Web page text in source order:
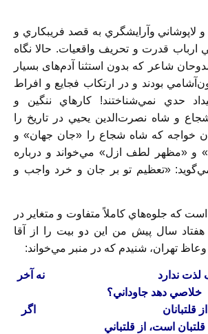
لاپوشاني وآرايشگري به قصد فريبکاري و
ارباب قدرت و تحريف واقعيات. حالا نگاه
شاعر که بدون استثنا آدم‌های بسيار
بودند و در ارتکاب فجايع و افراط
حدي نمي‌شناختند! کارهاي ننگين و
و شاه نصرت‌الدين يحيي در تاريخ را
خواجه که شاه شجاع را «جان جهان» و
و «مظهر لطف ازل» مي‌خواند و درباره
«تعظيم تو بر جان و خرد واجب و
که جلوه‌هاي کاملاً متفاوت و متغاير در
هفتاد سال پيش من اين دو بيت را از آقا
وعاظ تهران، شنيدم که در منبر مي‌خواند:
مرگ لذت ندارد نه آخر
خلاصي دهد جاوداني؟
نيست، از قلتبانان
اگر
قلتبان است، از قلتباني